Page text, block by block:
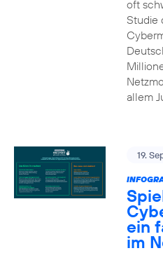
oft
Studie
allem
19.
ein
im